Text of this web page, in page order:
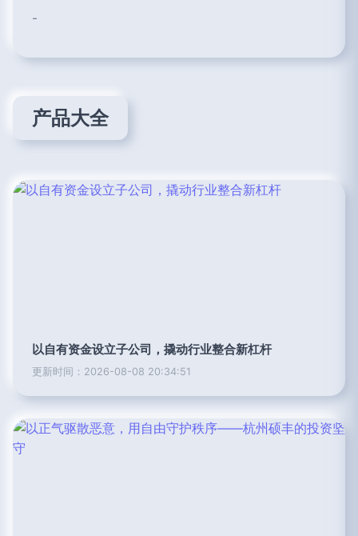
-
产品大全
以自有资金设立子公司，撬动行业整合新杠杆
更新时间：2026-08-08 20:34:51